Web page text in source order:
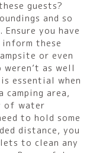
guests?
and so
you have
these
or even
as well
essential when
camping area,
of water
to hold some
distance, you
to clean any